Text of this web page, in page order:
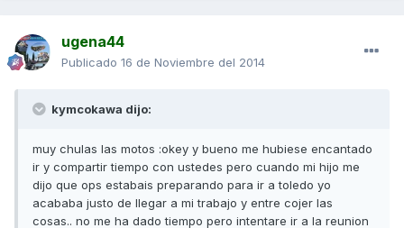
ugena44
Publicado 16 de Noviembre del 2014
kymcokawa dijo:
muy chulas las motos :okey y bueno me hubiese encantado
ir y compartir tiempo con ustedes pero cuando mi hijo me
dijo que ops estabais preparando para ir a toledo yo
acababa justo de llegar a mi trabajo y entre cojer las
cosas.. no me ha dado tiempo pero intentare ir a la reunion